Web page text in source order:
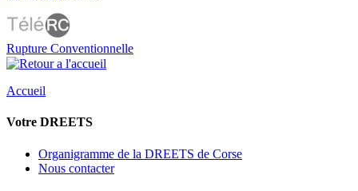
Rupture Conventionnelle
Accueil
Votre DREETS
Organigramme de la DREETS de Corse
Nous contacter